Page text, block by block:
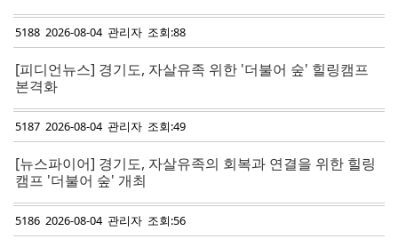
5188 2026-08-04 관리자 조회:88
[피디언뉴스] 경기도, 자살유족 위한 '더불어 숲' 힐링캠프
본격화
5187 2026-08-04 관리자 조회:49
[뉴스파이어] 경기도, 자살유족의 회복과 연결을 위한 힐링
캠프 '더불어 숲' 개최
5186 2026-08-04 관리자 조회:56